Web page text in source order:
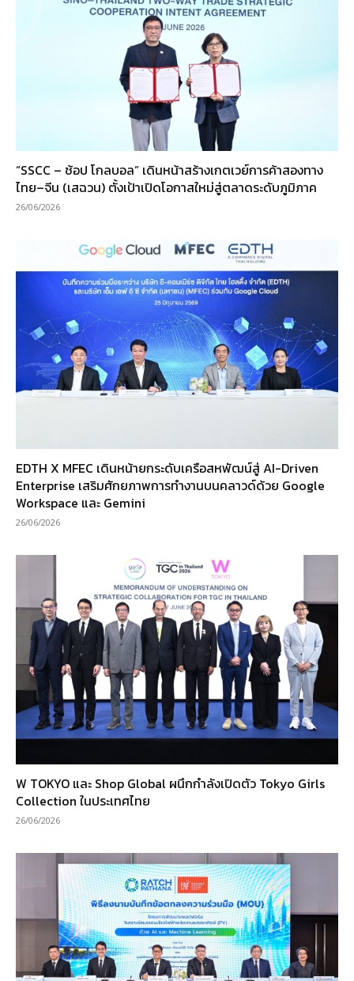
“SSCC – ช้อป โกลบอล” เดินหน้าสร้างเกตเวย์การค้าสองทาง
ไทย–จีน (เสฉวน) ตั้งเป้าเปิดโอกาสใหม่สู่ตลาดระดับภูมิภาค
26/06/2026
EDTH X MFEC เดินหน้ายกระดับเครือสหพัฒน์สู่ AI-Driven
Enterprise เสริมศักยภาพการทำงานบนคลาวด์ด้วย Google
Workspace และ Gemini
26/06/2026
W TOKYO และ Shop Global ผนึกกำลังเปิดตัว Tokyo Girls
Collection ในประเทศไทย
26/06/2026